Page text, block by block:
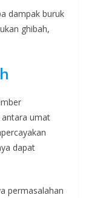
dampak buruk
ghibah,
umat
dapat
permasalahan